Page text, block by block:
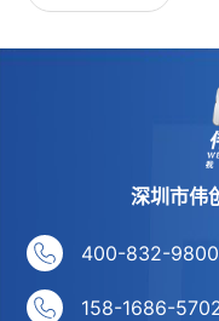
深圳市伟
400-832-9800
158-1686-